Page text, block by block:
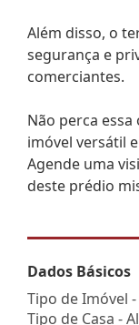
Além disso, o
segurança e
comerciantes.
Não perca
imóvel versátil
Agende uma
deste prédio
Dados Básicos
Tipo de Imóvel -
Tipo de Casa -